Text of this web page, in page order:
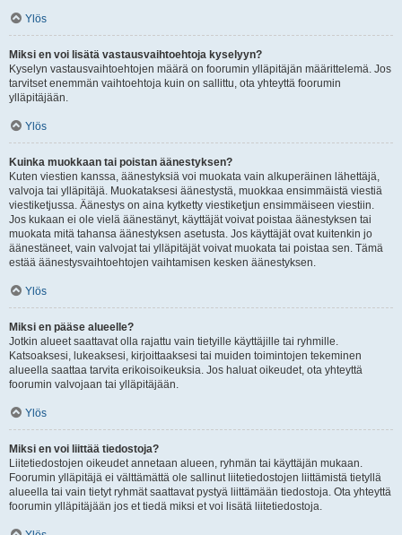
Ylös
Miksi en voi lisätä vastausvaihtoehtoja kyselyyn?
Kyselyn vastausvaihtoehtojen määrä on foorumin ylläpitäjän määrittelemä. Jos
tarvitset enemmän vaihtoehtoja kuin on sallittu, ota yhteyttä foorumin
ylläpitäjään.
Ylös
Kuinka muokkaan tai poistan äänestyksen?
Kuten viestien kanssa, äänestyksiä voi muokata vain alkuperäinen lähettäjä,
valvoja tai ylläpitäjä. Muokataksesi äänestystä, muokkaa ensimmäistä viestiä
viestiketjussa. Äänestys on aina kytketty viestiketjun ensimmäiseen viestiin.
Jos kukaan ei ole vielä äänestänyt, käyttäjät voivat poistaa äänestyksen tai
muokata mitä tahansa äänestyksen asetusta. Jos käyttäjät ovat kuitenkin jo
äänestäneet, vain valvojat tai ylläpitäjät voivat muokata tai poistaa sen. Tämä
estää äänestysvaihtoehtojen vaihtamisen kesken äänestyksen.
Ylös
Miksi en pääse alueelle?
Jotkin alueet saattavat olla rajattu vain tietyille käyttäjille tai ryhmille.
Katsoaksesi, lukeaksesi, kirjoittaaksesi tai muiden toimintojen tekeminen
alueella saattaa tarvita erikoisoikeuksia. Jos haluat oikeudet, ota yhteyttä
foorumin valvojaan tai ylläpitäjään.
Ylös
Miksi en voi liittää tiedostoja?
Liitetiedostojen oikeudet annetaan alueen, ryhmän tai käyttäjän mukaan.
Foorumin ylläpitäjä ei välttämättä ole sallinut liitetiedostojen liittämistä tietyllä
alueella tai vain tietyt ryhmät saattavat pystyä liittämään tiedostoja. Ota yhteyttä
foorumin ylläpitäjään jos et tiedä miksi et voi lisätä liitetiedostoja.